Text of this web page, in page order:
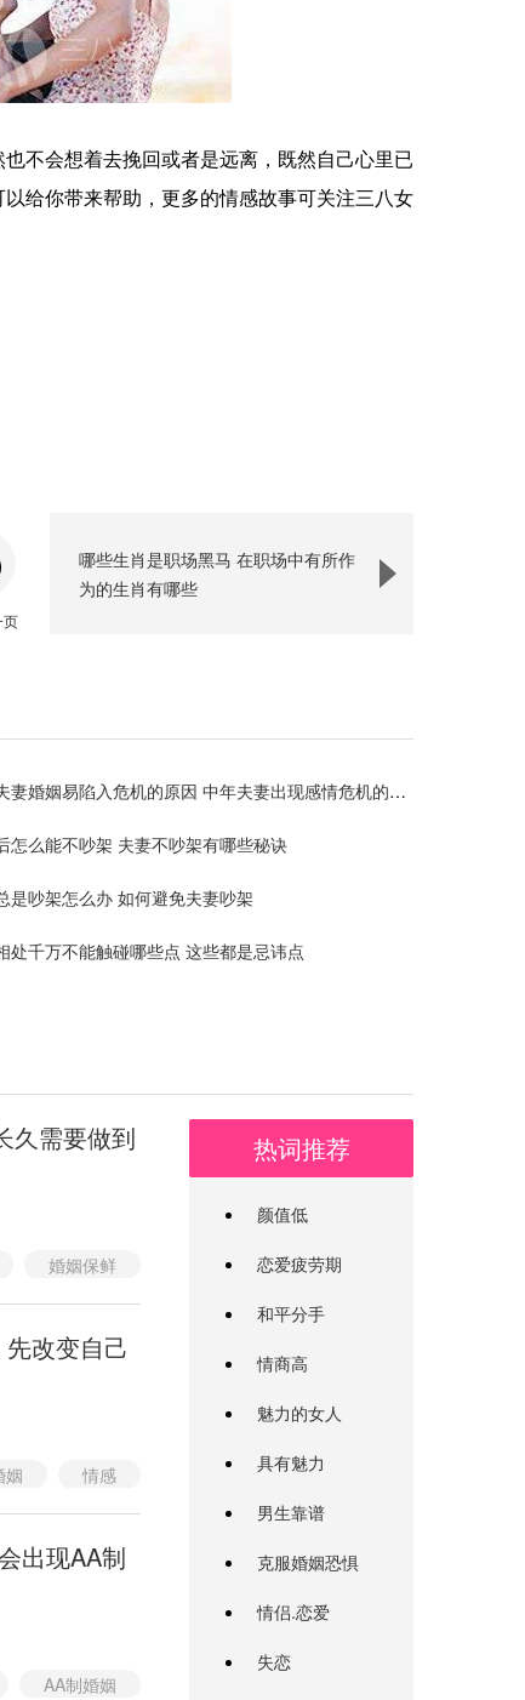
不会想着去挽回或者是远离，既然自己心里已
给你带来帮助，更多的情感故事可关注三八女
页
哪些生肖是职场黑马 在职场中有所作
为的生肖有哪些
妻婚姻易陷入危机的原因 ​中年夫妻出现感情危机的症状
怎么能不吵架 夫妻不吵架有哪些秘诀
是吵架怎么办 如何避免夫妻吵架
处千万不能触碰哪些点 这些都是忌讳点
久需要做到
婚姻保鲜
改变自己
姻
情感
出现AA制
AA制婚姻
热词推荐
颜值低
恋爱疲劳期
和平分手
情商高
魅力的女人
具有魅力
男生靠谱
克服婚姻恐惧
情侣.恋爱
失恋